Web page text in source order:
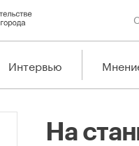
Интервью
На